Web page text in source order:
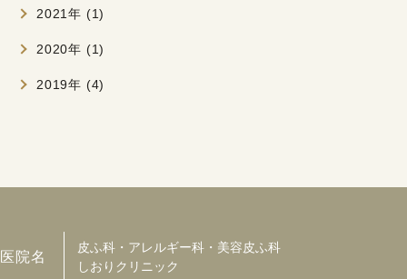
2021年 (1)
2020年 (1)
2019年 (4)
医院名
皮ふ科・アレルギー科・美容皮ふ科
しおりクリニック